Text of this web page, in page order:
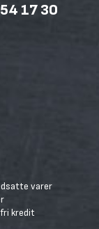
17 30
varer
kredit